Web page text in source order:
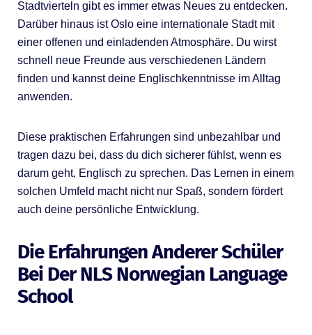
Stadtvierteln gibt es immer etwas Neues zu entdecken.
Darüber hinaus ist Oslo eine internationale Stadt mit
einer offenen und einladenden Atmosphäre. Du wirst
schnell neue Freunde aus verschiedenen Ländern
finden und kannst deine Englischkenntnisse im Alltag
anwenden.
Diese praktischen Erfahrungen sind unbezahlbar und
tragen dazu bei, dass du dich sicherer fühlst, wenn es
darum geht, Englisch zu sprechen. Das Lernen in einem
solchen Umfeld macht nicht nur Spaß, sondern fördert
auch deine persönliche Entwicklung.
Die Erfahrungen Anderer Schüler
Bei Der NLS Norwegian Language
School